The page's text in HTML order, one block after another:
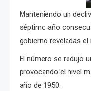
Manteniendo un
séptimo año
gobierno reveladas
El número se redujo
provocando el nivel
año de 1950.